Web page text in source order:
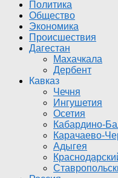
Политика
Общество
Экономика
Происшествия
Дагестан
Махачкала
Дербент
Кавказ
Чечня
Ингушетия
Осетия
Кабардино-
Карачаево-
Адыгея